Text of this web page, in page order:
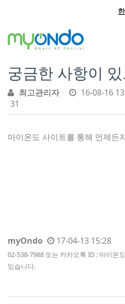
궁금한 사항이
최고관리자 16-08-16
31
마이온도 사이트를 통해 언제든
myOndo 17-04-13 15:28
02-538-7988 또는 카카오톡 ID : 마이온
있습니다.